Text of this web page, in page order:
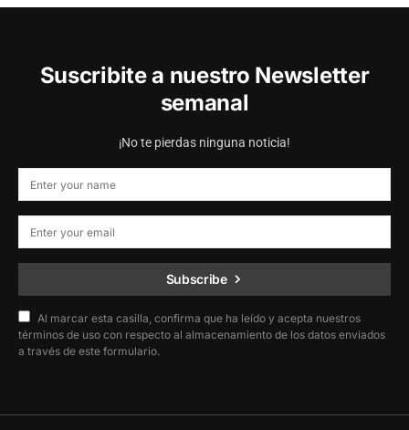
Suscribite a nuestro Newsletter
semanal
¡No te pierdas ninguna noticia!
Subscribe
Al marcar esta casilla, confirma que ha leído y acepta nuestros
términos de uso con respecto al almacenamiento de los datos enviados
a través de este formulario.